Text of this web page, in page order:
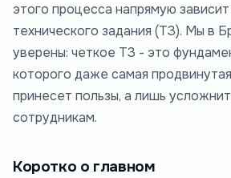
этого процесса напрямую
технического задания (ТЗ). Мы в
уверены: четкое ТЗ - это
которого даже самая
принесет пользы, а лишь
сотрудникам.
Коротко о главном